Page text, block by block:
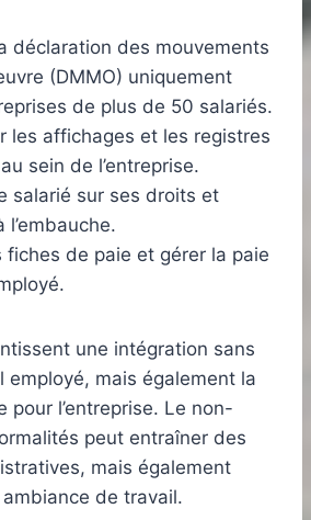
déclaration des mouvements
(DMMO) uniquement
de plus de 50 salariés.
les affichages et les registres
sein de l’entreprise.
salarié sur ses droits et
fiches de paie et gérer la paie
une intégration sans
employé, mais également la
pour l’entreprise. Le non-
peut entraîner des
mais également
de travail.